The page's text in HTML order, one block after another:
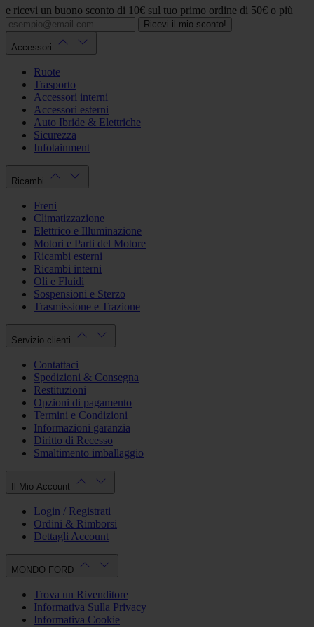
e ricevi un buono sconto di 10€ sul tuo primo ordine di 50€ o più
Ricevi il mio sconto!
Accessori
Ruote
Trasporto
Accessori interni
Accessori esterni
Auto Ibride & Elettriche
Sicurezza
Infotainment
Ricambi
Freni
Climatizzazione
Elettrico e Illuminazione
Motori e Parti del Motore
Ricambi esterni
Ricambi interni
Oli e Fluidi
Sospensioni e Sterzo
Trasmissione e Trazione
Servizio clienti
Contattaci
Spedizioni & Consegna
Restituzioni
Opzioni di pagamento
Termini e Condizioni
Informazioni garanzia
Diritto di Recesso
Smaltimento imballaggio
Il Mio Account
Login / Registrati
Ordini & Rimborsi
Dettagli Account
MONDO FORD
Trova un Rivenditore
Informativa Sulla Privacy
Informativa Cookie